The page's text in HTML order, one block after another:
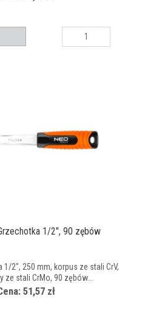
Grzechotka 1/2", 90 zębów
1/2", 250 mm, korpus ze stali CrV,
stali CrMo, 90 zębów...
51,57 zł